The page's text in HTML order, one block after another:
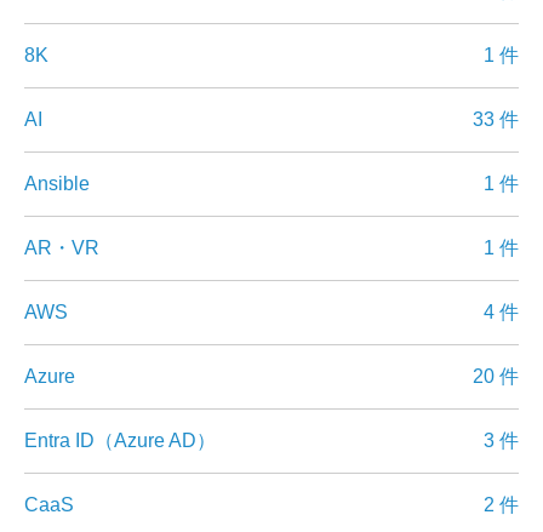
8K 1 件
AI 33 件
Ansible 1 件
AR・VR 1 件
AWS 4 件
Azure 20 件
Entra ID（Azure AD） 3 件
CaaS 2 件